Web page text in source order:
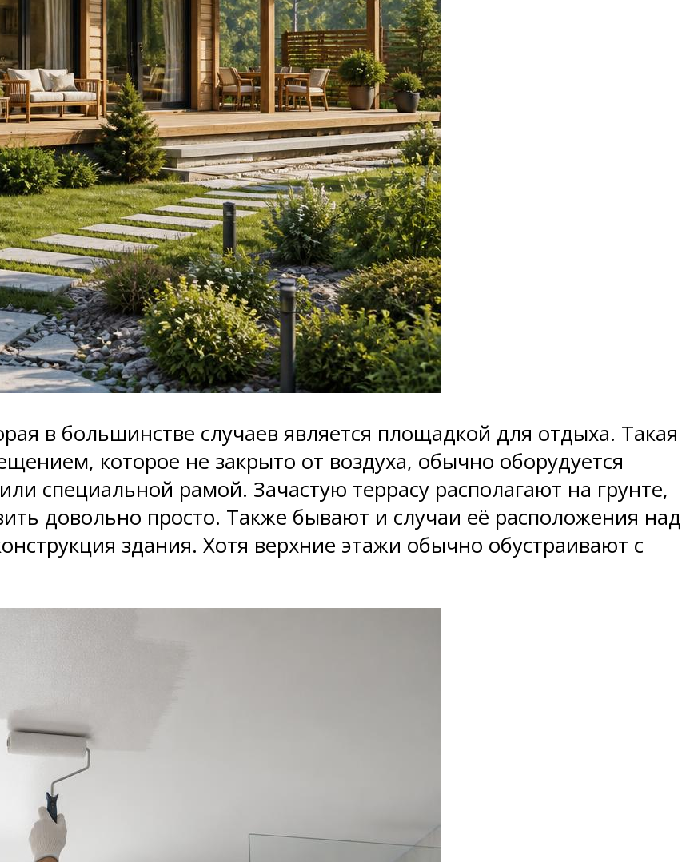
в большинстве случаев является площадкой для отдыха. Такая
которое не закрыто от воздуха, обычно оборудуется
специальной рамой. Зачастую террасу располагают на грунте,
довольно просто. Также бывают и случаи её расположения над
здания. Хотя верхние этажи обычно обустраивают с